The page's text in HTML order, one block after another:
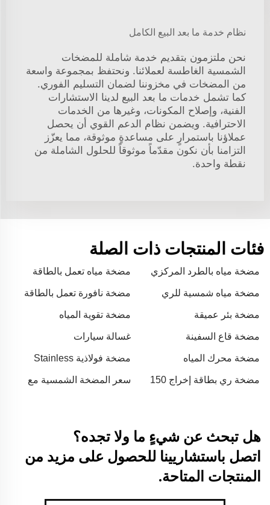
نظام خدمة ما بعد البيع الكامل
نحن ملتزمون بتقديم خدمة شاملة للمضخات
الشمسية الغاطسة لعملائنا. ونحتفظ بمجموعة واسعة
من المضخات في مخزوننا لضمان التسليم الفوري.
كما تشمل خدمات ما بعد البيع لدينا الاستشارات
الفنية، وإصلاح المكونات، وغيرها من الخدمات
الاحترافية. ويضمن نظام الدعم القوي أن يحصل
عملاؤنا باستمرارٍ على مساعدةٍ موثوقة، مما يعزّز
التزامنا بأن نكون مقدّماً موثوقاً للحلول الشاملة من
نقطة واحدة.
فئات المنتجات ذات الصلة
مضخة مياه بالطرد المركزي
مضخة مياه تعمل بالطاقة
مضخة مياه شمسية للري
مضخة نافورة تعمل بالطاقة
مضخة بئر عميقة
مضخة تقوية المياه
مضخة قاع السفينة غسالة سيارات
مضخة محرك المياه
مضخة فولاذية Stainless
مضخة ري بطاقة إخراج 150
سعر المضخة الشمسية مع
هل تبحث عن شيءٍ ما ولا تجده؟
اتصل باستشاريينا للحصول على مزيد من
المنتجات المتاحة.